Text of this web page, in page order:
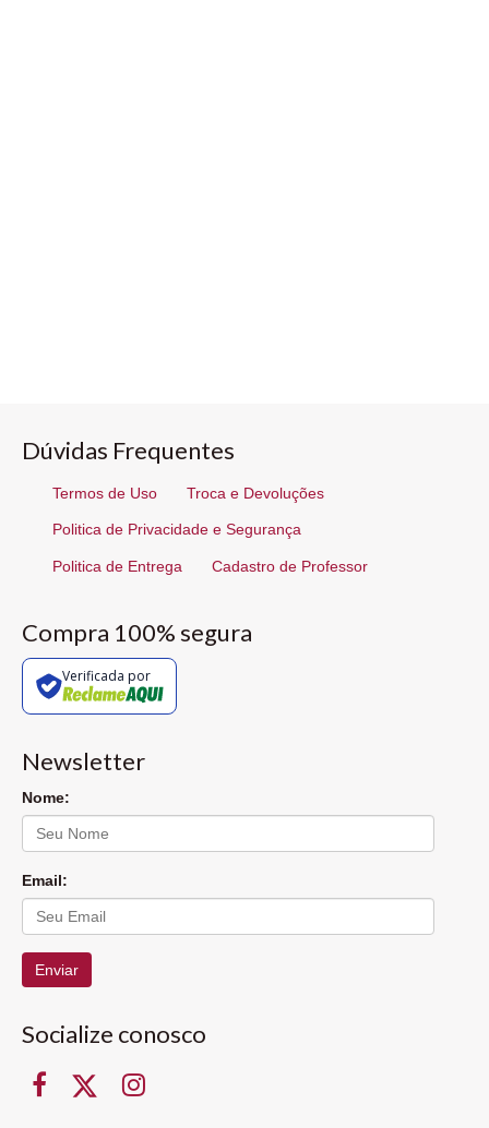
Dúvidas Frequentes
Termos de Uso Troca e Devoluções
Politica de Privacidade e Segurança
Politica de Entrega Cadastro de Professor
Compra 100% segura
Verificada por
Newsletter
Nome:
Email:
Enviar
Socialize conosco